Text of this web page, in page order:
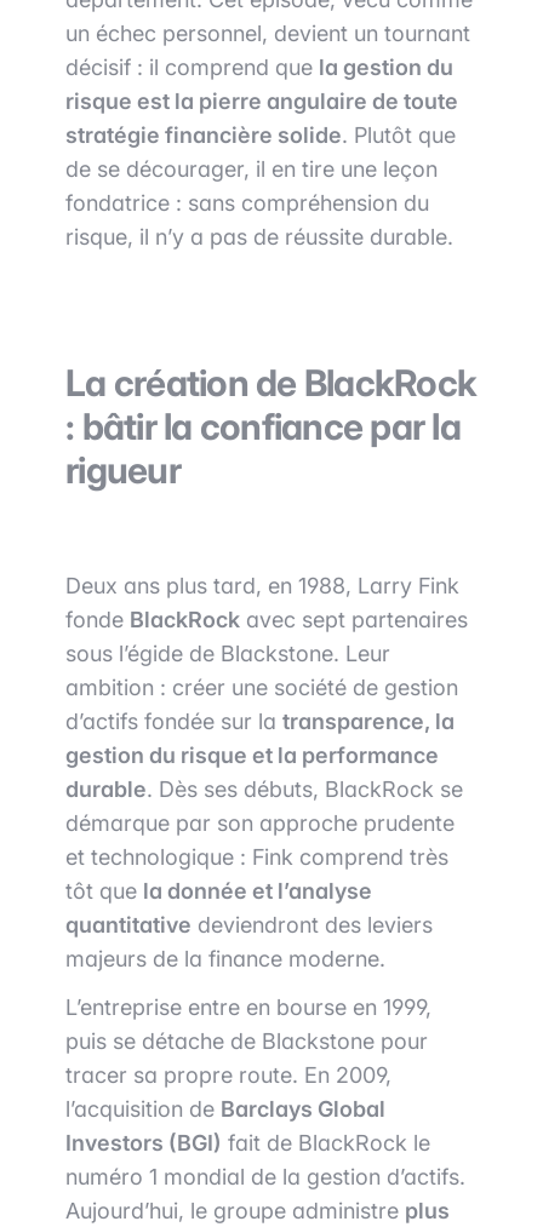
un échec personnel, devient un tournant
décisif : il comprend que la gestion du
risque est la pierre angulaire de toute
stratégie financière solide. Plutôt que
de se décourager, il en tire une leçon
fondatrice : sans compréhension du
risque, il n’y a pas de réussite durable.
La création de BlackRock
: bâtir la confiance par la
rigueur
Deux ans plus tard, en 1988, Larry Fink
fonde BlackRock avec sept partenaires
sous l’égide de Blackstone. Leur
ambition : créer une société de gestion
d’actifs fondée sur la transparence, la
gestion du risque et la performance
durable. Dès ses débuts, BlackRock se
démarque par son approche prudente
et technologique : Fink comprend très
tôt que la donnée et l’analyse
quantitative deviendront des leviers
majeurs de la finance moderne.
L’entreprise entre en bourse en 1999,
puis se détache de Blackstone pour
tracer sa propre route. En 2009,
l’acquisition de Barclays Global
Investors (BGI) fait de BlackRock le
numéro 1 mondial de la gestion d’actifs.
Aujourd’hui, le groupe administre plus